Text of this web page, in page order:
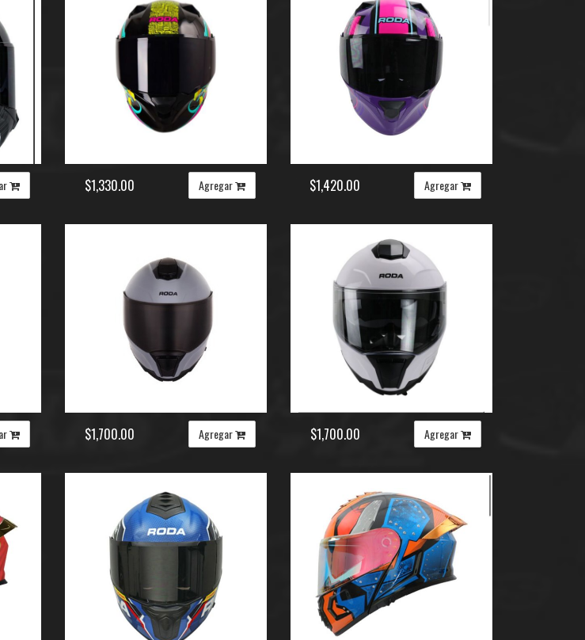
$1,330.00 Agregar $1,420.00 Agregar
$1,700.00 Agregar $1,700.00 Agregar